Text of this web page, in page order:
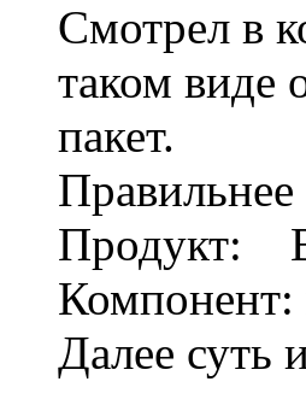
Смотрел в
таком виде
пакет.
Продукт:
Компонент:
Далее суть